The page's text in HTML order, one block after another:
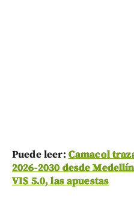
Puede leer: Camacol
2026-2030 desde
VIS 5.0, las apuestas